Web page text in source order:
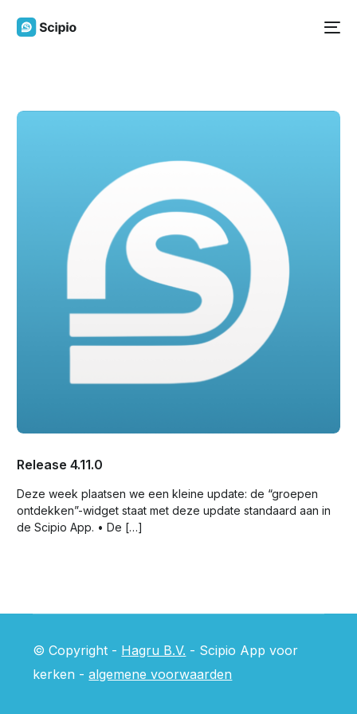
Release 4.11.0
Deze week plaatsen we een kleine update: de “groepen
ontdekken”-widget staat met deze update standaard aan in
de Scipio App. • De […]
© Copyright - Hagru B.V. - Scipio App voor
kerken -algemene voorwaarden